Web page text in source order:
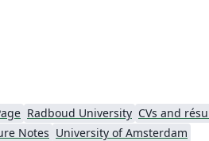
Radboud University CVs and
Notes University of Amsterdam